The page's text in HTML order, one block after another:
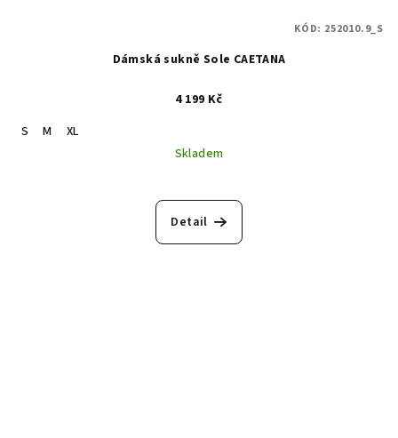
Dámská sukně Sole CAETANA
4 199 Kč
S
M
XL
Skladem
Detail
KÓD: 252010.9_S